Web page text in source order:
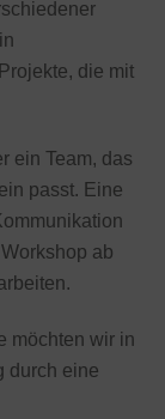
die mit
ein Team, das
passt. Eine
ab
möchten wir in
durch eine